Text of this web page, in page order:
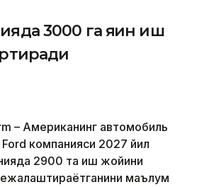
3000 га яқин иш
– Американинг автомобиль
компанияси 2027 йил
2900 та иш жойини
маълум